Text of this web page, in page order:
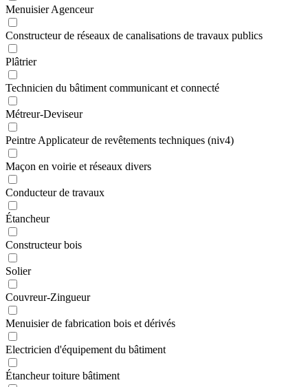
Menuisier Agenceur
Constructeur de réseaux de canalisations de travaux publics
Plâtrier
Technicien du bâtiment communicant et connecté
Métreur-Deviseur
Peintre Applicateur de revêtements techniques (niv4)
Maçon en voirie et réseaux divers
Conducteur de travaux
Étancheur
Constructeur bois
Solier
Couvreur-Zingueur
Menuisier de fabrication bois et dérivés
Electricien d'équipement du bâtiment
Étancheur toiture bâtiment